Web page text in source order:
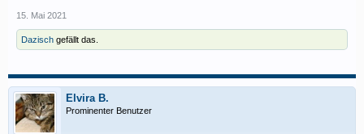
15. Mai 2021
Dazisch gefällt das.
Elvira B.
Prominenter Benutzer